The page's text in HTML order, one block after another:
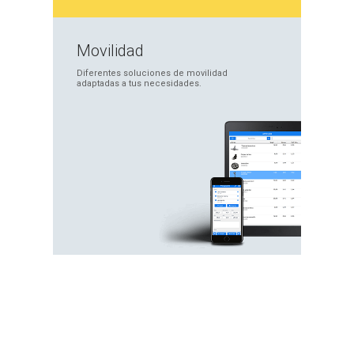
Movilidad
Diferentes soluciones de movilidad
adaptadas a tus necesidades.